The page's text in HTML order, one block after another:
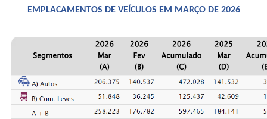
EMPLACAMENTOS DE VEÍCULOS EM MARÇO DE 2026